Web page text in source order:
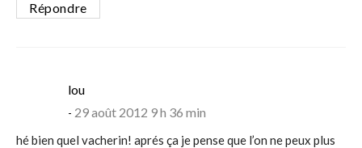
Répondre
lousays:
29 août 2012 9 h 36 min
hé bien quel vacherin! aprés ça je pense que l’on ne peux plus